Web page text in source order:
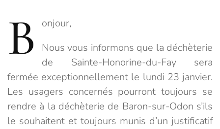
B
onjour,
Nous vous informons que la déchèterie
de Sainte-Honorine-du-Fay sera
fermée exceptionnellement le lundi 23 janvier.
Les usagers concernés pourront toujours se
rendre à la déchèterie de Baron-sur-Odon s’ils
le souhaitent et toujours munis d’un justificatif